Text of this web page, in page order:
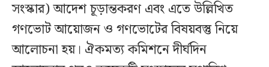
সংস্কার) আদেশ চূড়ান্তকরণ এবং এতে উল্লিখিত
গণভোট আয়োজন ও গণভোটের বিষয়বস্তু নিয়ে
আলোচনা হয়। ঐকমত্য কমিশনে দীর্ঘদিন